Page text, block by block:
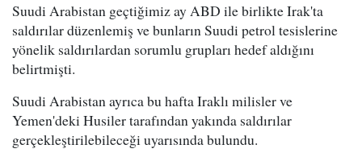
Suudi Arabistan geçtiğimiz ay ABD ile birlikte Irak'ta
saldırılar düzenlemiş ve bunların Suudi petrol tesislerine
yönelik saldırılardan sorumlu grupları hedef aldığını
belirtmişti.
Suudi Arabistan ayrıca bu hafta Iraklı milisler ve
Yemen'deki Husiler tarafından yakında saldırılar
gerçekleştirilebileceği uyarısında bulundu.